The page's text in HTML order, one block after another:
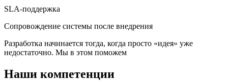
SLA-поддержка
Сопровождение системы после внедрения
Разработка начинается тогда, когда просто «идея» уже
недостаточно. Мы в этом поможем
Наши компетенции